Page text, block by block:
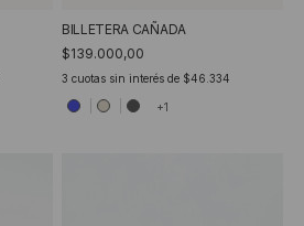
BILLETERA CAÑADA
$139.000,00
3 cuotas sin interés de $46.334
+1